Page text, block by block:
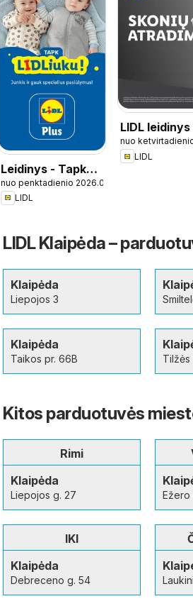
Leidinys - Tapk
lidliuku
nuo penktadienio 2026.02.20
LIDL
LIDL leidinys
Skonio
nuo
LIDL
LIDL Klaipėda –
Klaipėda
Liepojos 3
Klaipėda
Taikos pr. 66B Tilžės
Kitos parduotuvės
Rimi
Klaipėda
Liepojos g. 27 Ežero
IKI
Klaipėda
Debreceno g. 54